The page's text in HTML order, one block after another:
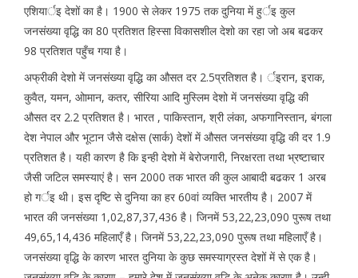
एशियार्इ देशों का है। 1900 से लेकर 1975 तक दुनिया में हुर्इ कुल
जनसंख्या वृद्धि का 80 प्रतिशत हिस्सा विकासशील देशो का रहा जो अब बढकर
98 प्रतिशत पहुँच गया है।
अफ्रीकी देशो में जनसंख्या वृद्धि का औसत दर 2.5प्रतिशत है। र्इरान, इराक,
कुवैत, यमन, ओामान, कतर, सीरिया आदि मुस्लिम देशो में जनसंख्या वृद्धि की
औसत दर 2.2 प्रतिशत है। भारत , पाकिस्तान, श्री लंका, अफगानिस्तान, बंगला
देश नेपाल और भूटान जैसे दक्षेस (सार्क) देशों में औसत जनसंख्या वृद्धि की दर 1.9
प्रतिशत है। यही कारण है कि इन्ही देशो में बेरोजगारी, निरक्षरता तथा भ्रष्टाचार
जैसी जटिल समस्याएं है। सन 2000 तक भारत की कुल आबादी बढकर 1 अरब
हो गर्इ थी। इस दृष्टि से दुनिया का हर 60वां व्यक्ति भारतीय है। 2007 में
भारत की जनसंख्या 1,02,87,37,436 है। जिनमें 53,22,23,090 पुरूष तथा
49,65,14,436 महिलाएँ है। जिनमें 53,22,23,090 पुरूष तथा महिलाएँ है।
जनसंख्या वृद्धि के कारण भारत दुनिया के कुछ समस्याग्रस्त देशों में से एक है।